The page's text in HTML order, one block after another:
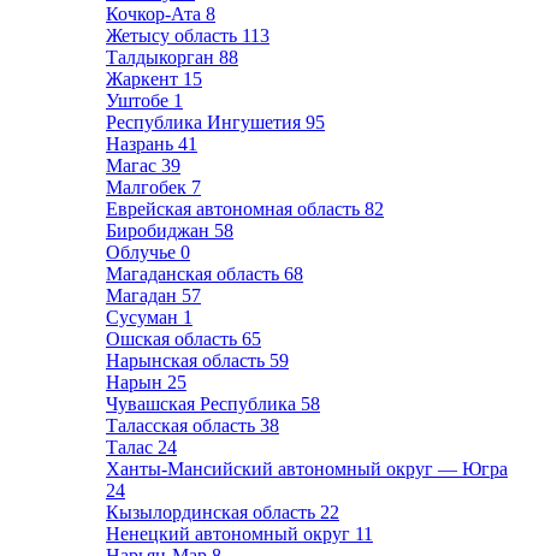
Кочкор-Ата 8
Жетысу область 113
Талдыкорган 88
Жаркент 15
Уштобе 1
Республика Ингушетия 95
Назрань 41
Магас 39
Малгобек 7
Еврейская автономная область 82
Биробиджан 58
Облучье 0
Магаданская область 68
Магадан 57
Сусуман 1
Ошская область 65
Нарынская область 59
Нарын 25
Чувашская Республика 58
Таласская область 38
Талас 24
Ханты-Мансийский автономный округ — Югра
24
Кызылординская область 22
Ненецкий автономный округ 11